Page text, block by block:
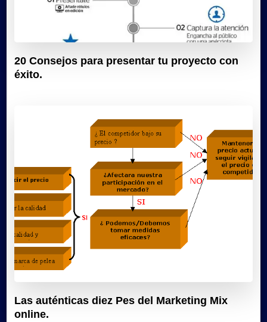
20 Consejos para presentar tu proyecto con
éxito.
Las auténticas diez Pes del Marketing Mix
online.